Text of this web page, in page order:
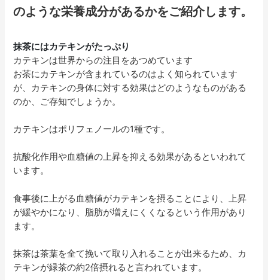
のような栄養成分があるかをご紹介します。
抹茶にはカテキンがたっぷり
カテキンは世界からの注目をあつめています
お茶にカテキンが含まれているのはよく知られています
が、カテキンの身体に対する効果はどのようなものがある
のか、ご存知でしょうか。
カテキンはポリフェノールの1種です。
抗酸化作用や血糖値の上昇を抑える効果があるといわれて
います。
食事後に上がる血糖値がカテキンを摂ることにより、上昇
が緩やかになり、脂肪が増えにくくなるという作用があり
ます。
抹茶は茶葉を全て挽いて取り入れることが出来るため、カ
テキンが緑茶の約2倍摂れると言われています。